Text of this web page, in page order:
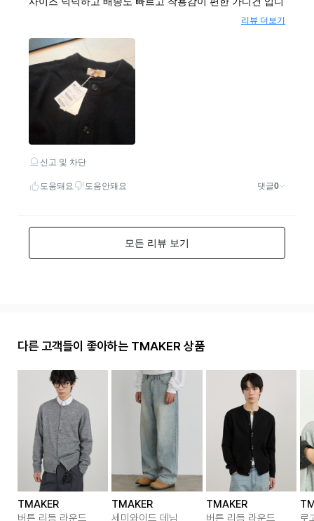
다른 고객들이 좋아하는 TMAKER 상품
TMAKER
버튼 리듬 라운드
TMAKER
세미와이드 데님
TMAKER
버튼 리듬 라운드
로